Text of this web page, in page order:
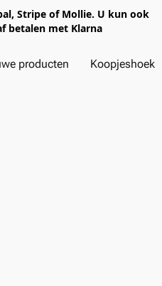
Stripe of Mollie. U kun ook
betalen met Klarna
producten Koopjeshoek